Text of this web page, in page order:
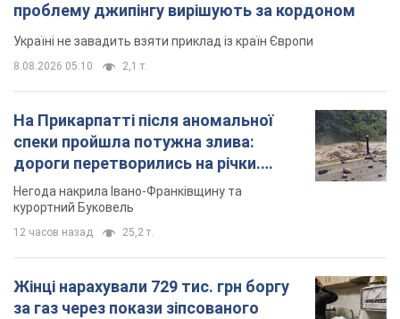
проблему джипінгу вирішують за кордоном
Україні не завадить взяти приклад із країн Європи
8.08.2026 05:10 2,1 т.
На Прикарпатті після аномальної
спеки пройшла потужна злива:
дороги перетворились на річки.
Відео
Негода накрила Івано-Франківщину та
курортний Буковель
12 часов назад 25,2 т.
Жінці нарахували 729 тис. грн боргу
за газ через покази зіпсованого